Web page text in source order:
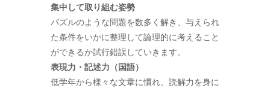
集中して取り組む姿勢
パズルのような問題を数多く解き、与えられ
た条件をいかに整理して論理的に考えること
ができるか試行錯誤していきます。
表現力・記述力（国語）
低学年から様々な文章に慣れ、読解力を身に